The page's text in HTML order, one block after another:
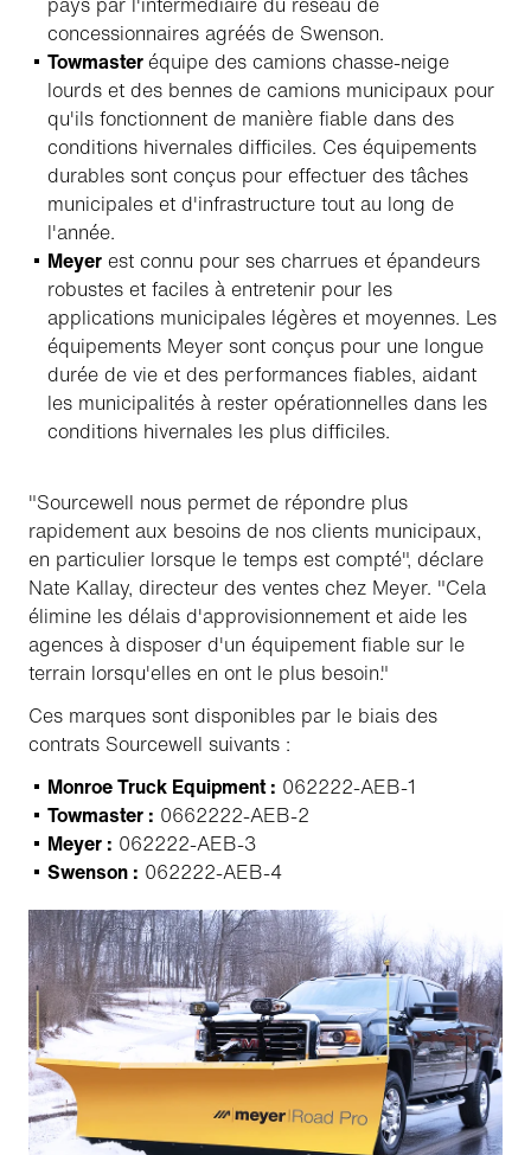
concessionnaires agréés de Swenson.
Towmasteréquipe des camions chasse-neige
lourds et des bennes de camions municipaux pour
qu'ils fonctionnent de manière fiable dans des
conditions hivernales difficiles. Ces équipements
durables sont conçus pour effectuer des tâches
municipales et d'infrastructure tout au long de
l'année.
Meyer est connu pour ses charrues et épandeurs
robustes et faciles à entretenir pour les
applications municipales légères et moyennes. Les
équipements Meyer sont conçus pour une longue
durée de vie et des performances fiables, aidant
les municipalités à rester opérationnelles dans les
conditions hivernales les plus difficiles.
"Sourcewell nous permet de répondre plus
rapidement aux besoins de nos clients municipaux,
en particulier lorsque le temps est compté", déclare
Nate Kallay, directeur des ventes chez Meyer. "Cela
élimine les délais d'approvisionnement et aide les
agences à disposer d'un équipement fiable sur le
terrain lorsqu'elles en ont le plus besoin."
Ces marques sont disponibles par le biais des
contrats Sourcewell suivants :
Monroe Truck Equipment : 062222-AEB-1
Towmaster : 0662222-AEB-2
Meyer : 062222-AEB-3
Swenson : 062222-AEB-4